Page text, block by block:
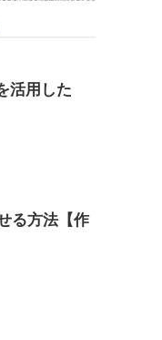
活用した
る方法【作